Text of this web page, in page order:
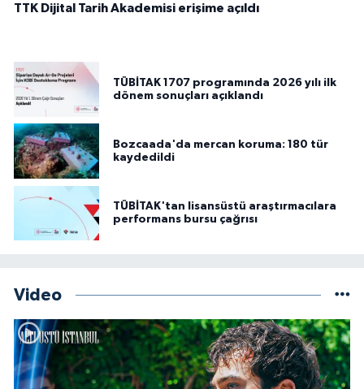
TTK Dijital Tarih Akademisi erişime açıldı
TÜBİTAK 1707 programında 2026 yılı ilk
dönem sonuçları açıklandı
Bozcaada'da mercan koruma: 180 tür
kaydedildi
TÜBİTAK'tan lisansüstü araştırmacılara
performans bursu çağrısı
Video